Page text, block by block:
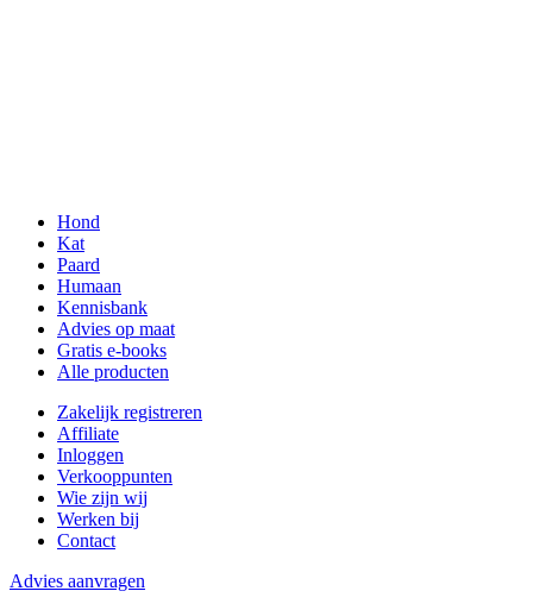
Hond
Kat
Paard
Humaan
Kennisbank
Advies op maat
Gratis e-books
Alle producten
Zakelijk registreren
Affiliate
Inloggen
Verkooppunten
Wie zijn wij
Werken bij
Contact
Advies aanvragen